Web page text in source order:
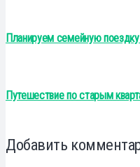
Планируем семейную
Путешествие по старым
Добавить